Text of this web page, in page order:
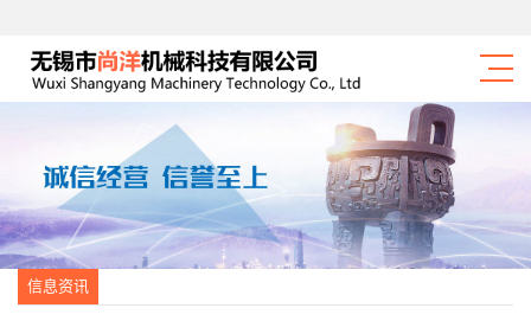
信息资讯